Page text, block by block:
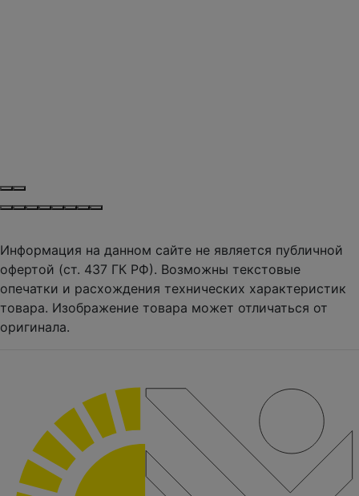
Информация на данном сайте не является публичной
офертой (ст. 437 ГК РФ). Возможны текстовые
опечатки и расхождения технических характеристик
товара. Изображение товара может отличаться от
оригинала.